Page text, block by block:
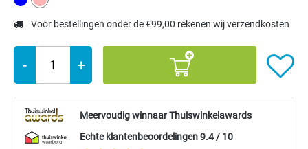
Voor bestellingen onder de €99,00 rekenen wij verzendkosten
- +
Meervoudig winnaar Thuiswinkelawards
Echte klantenbeoordelingen 9.4 / 10